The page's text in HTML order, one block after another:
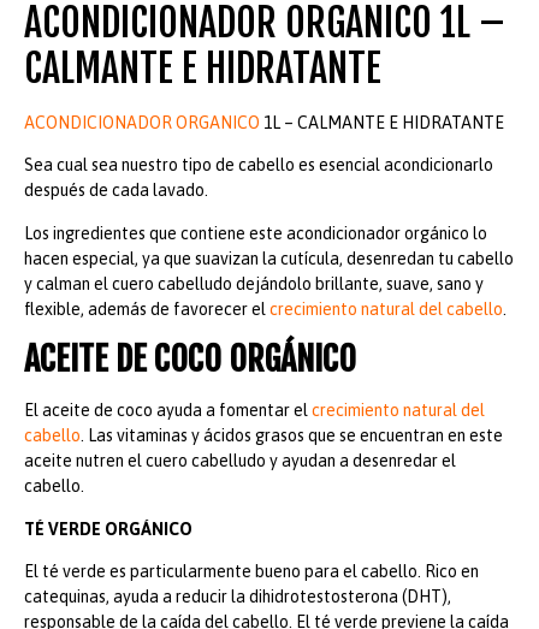
ACONDICIONADOR ORGANICO 1L –
CALMANTE E HIDRATANTE
ACONDICIONADOR ORGANICO 1L – CALMANTE E HIDRATANTE
Sea cual sea nuestro tipo de cabello es esencial acondicionarlo
después de cada lavado.
Los ingredientes que contiene este acondicionador orgánico lo
hacen especial, ya que suavizan la cutícula, desenredan tu cabello
y calman el cuero cabelludo dejándolo brillante, suave, sano y
flexible, además de favorecer el crecimiento natural del cabello
ACEITE DE COCO ORGÁNICO
El aceite de coco ayuda a fomentar elcrecimiento natural del
cabello. Las vitaminas y ácidos grasos que se encuentran en este
aceite nutren el cuero cabelludo y ayudan a desenredar el
cabello.
TÉ VERDE ORGÁNICO
El té verde es particularmente bueno para el cabello. Rico en
catequinas, ayuda a reducir la dihidrotestosterona (DHT),
responsable de la caída del cabello. El té verde previene la caída